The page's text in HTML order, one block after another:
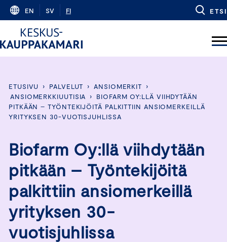
Skip
content
EN SV FI ETSI
ETUSIVU › PALVELUT › ANSIOMERKIT
›
ANSIOMERKKIUUTISIA
›
BIOFARM OY:LLÄ VIIHDYTÄÄN
PITKÄÄN – TYÖNTEKIJÖITÄ PALKITTIIN ANSIOMERKEILLÄ
YRITYKSEN 30-VUOTISJUHLISSA
Biofarm Oy:llä viihdytään
pitkään – Työntekijöitä
palkittiin ansiomerkeillä
yrityksen 30-
vuotisjuhlissa